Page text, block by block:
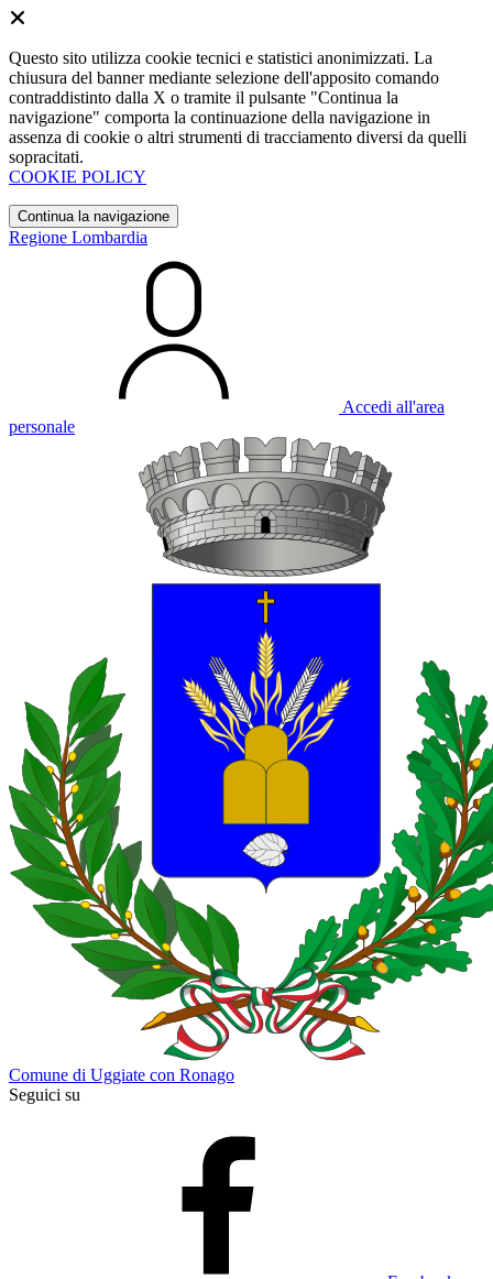
Questo sito utilizza cookie tecnici e statistici anonimizzati. La
chiusura del banner mediante selezione dell'apposito comando
contraddistinto dalla X o tramite il pulsante "Continua la
navigazione" comporta la continuazione della navigazione in
assenza di cookie o altri strumenti di tracciamento diversi da quelli
sopracitati.
COOKIE POLICY
Continua la navigazione
Regione Lombardia
Accedi all'area
personale
Comune di Uggiate con Ronago
Seguici su